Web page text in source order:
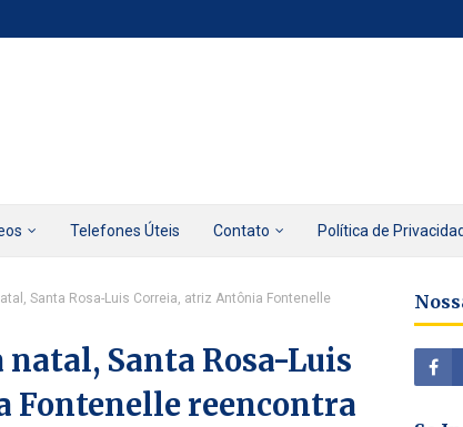
Telefones Úteis Contato Política de
Santa Rosa-Luis Correia, atriz Antônia Fontenelle
Santa Rosa-Luis
Fontenelle reencontra